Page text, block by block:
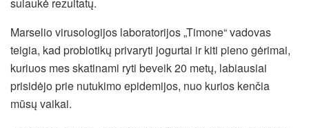
Marselio virusologijos laboratorijos „Timone“ vadovas
teigia, kad probiotikų privaryti jogurtai ir kiti pieno gėrimai,
kuriuos mes skatinami ryti beveik 20 metų, labiausiai
prisidėjo prie nutukimo epidemijos, nuo kurios kenčia
mūsų vaikai.